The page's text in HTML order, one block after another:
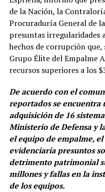
de la Nación, la
Procuraduría General de
presuntas irregularidades
hechos de corrupción
Grupo Élite del Empalme
recursos superiores a los
De acuerdo con el
reportados se encuentra
adquisición de 16
Ministerio de Defensa y
el equipo de empalme,
evidenciaría presuntos
detrimento patrimonial
millones y fallas en la
de los equipos.